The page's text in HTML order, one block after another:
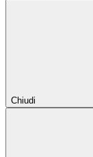
Chiudi